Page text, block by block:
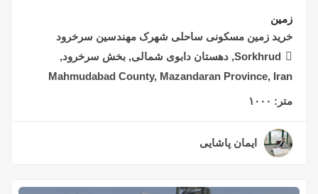
زمین
خرید زمین مسکونی ساحلی شهرک مهندسین سرخرود
Sorkhrud, دهستان دابوی شمالی, بخش سرخرود,
Mahmudabad County, Mazandaran Province, Iran
متر: ۱۰۰۰
ایمان پاشایی